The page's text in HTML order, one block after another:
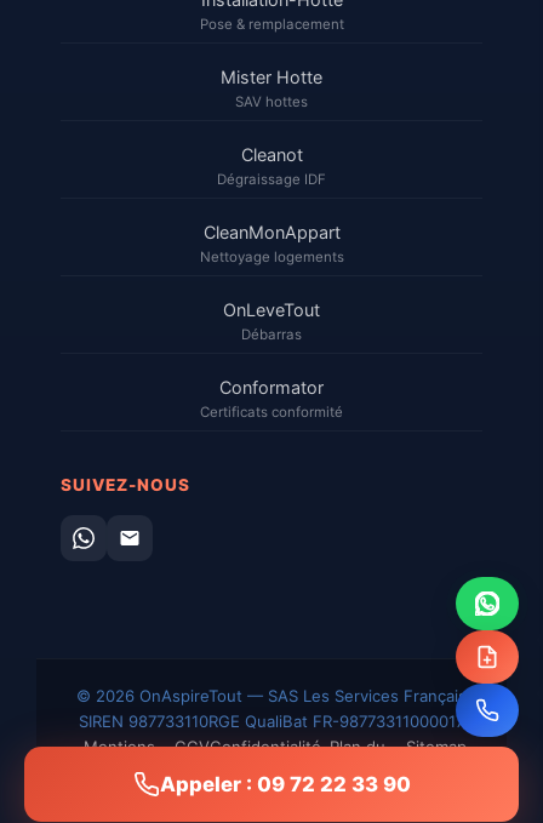
Pose & remplacement
Mister Hotte
SAV hottes
Cleanot
Dégraissage IDF
CleanMonAppart
Nettoyage logements
OnLeveTout
Débarras
Conformator
Certificats conformité
SUIVEZ-NOUS
© 2026 OnAspireTout — SAS Les Services Français
SIREN 987733110RGE QualiBat FR-98773311000017
Mentions
légales
CGVConfidentialité Plan du
site
Sitemap
Appeler : 09 72 22 33 90